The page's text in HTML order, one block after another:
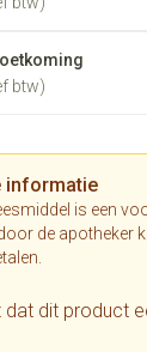
btw)
informatie
is een
de apotheker
dat dit product